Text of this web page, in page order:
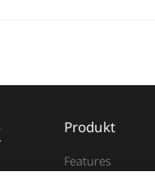
Produkt
Features